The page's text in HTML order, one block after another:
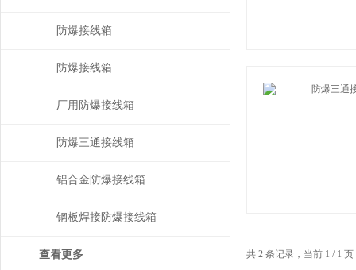
防爆接线箱
防爆接线箱
厂用防爆接线箱
防爆三通接线箱
铝合金防爆接线箱
钢板焊接防爆接线箱
查看更多 共 2 条记录，当前 1 / 1